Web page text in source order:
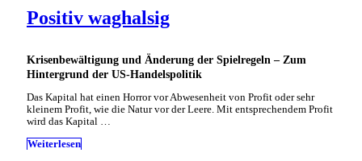
Krisenbewältigung und Änderung der Spielregeln – Zum
Hintergrund der US-Handelspolitik
Positiv waghalsig
Das Kapital hat einen Horror vor Abwesenheit von Profit oder sehr
kleinem Profit, wie die Natur vor der Leere. Mit entsprechendem Profit
wird das Kapital …
Weiterlesen